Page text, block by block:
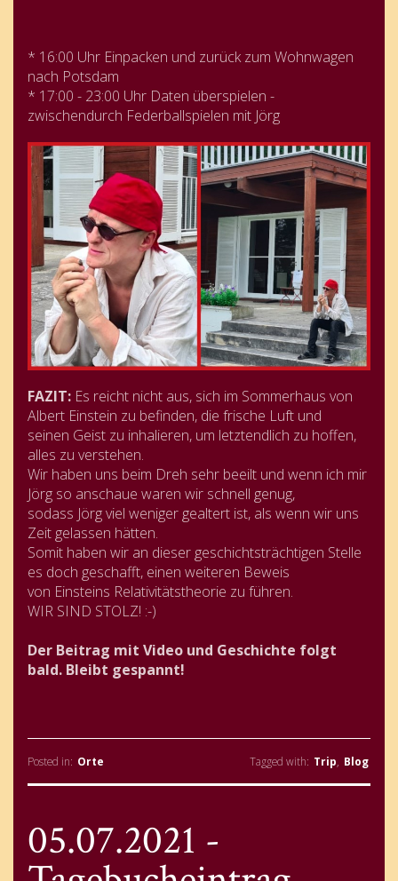
* 16:00 Uhr Einpacken und zurück zum Wohnwagen
nach Potsdam
* 17:00 - 23:00 Uhr Daten überspielen -
zwischendurch Federballspielen mit Jörg
FAZIT: Es reicht nicht aus, sich im Sommerhaus von
Albert Einstein zu befinden, die frische Luft und
seinen Geist zu inhalieren, um letztendlich zu hoffen,
alles zu verstehen.
Wir haben uns beim Dreh sehr beeilt und wenn ich mir
Jörg so anschaue waren wir schnell genug,
sodass Jörg viel weniger gealtert ist, als wenn wir uns
Zeit gelassen hätten.
Somit haben wir an dieser geschichtsträchtigen Stelle
es doch geschafft, einen weiteren Beweis
von Einsteins Relativitätstheorie zu führen.
WIR SIND STOLZ! :-)
Der Beitrag mit Video und Geschichte folgt
bald. Bleibt gespannt!
Posted in: Orte Tagged with: Trip Blog
05.07.2021 -